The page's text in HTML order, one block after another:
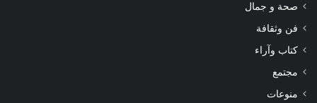
صحة و جمال
فن وثقافة
كتاب وآراء
مجتمع
منوعات